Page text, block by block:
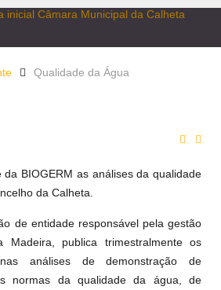
Qualidade da Água
da BIOGERM as análises da qualidade
da Calheta.
de entidade responsável pela gestão
publica trimestralmente os
análises de demonstração de
normas da qualidade da água, de